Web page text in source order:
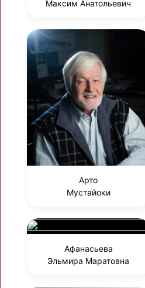
Максим Анатольевич
Арто
Мустайоки
Афанасьева
Эльмира Маратовна